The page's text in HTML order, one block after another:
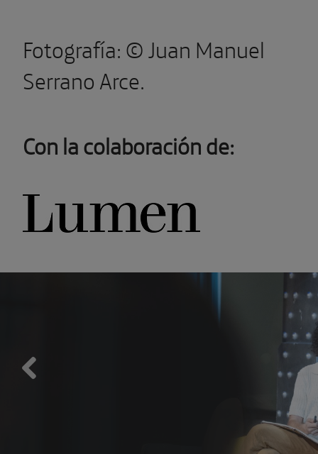
Fotografía: © Juan Manuel
Serrano Arce.
Con la colaboración de: